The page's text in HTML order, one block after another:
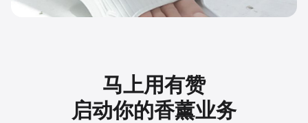
马上用有赞
启动你的香薰业务